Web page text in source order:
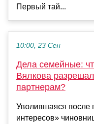
Первый тай...
10:00, 23 Сен
Дела семейные:
Вялкова
партнерам?
Уволившаяся после
интересов»